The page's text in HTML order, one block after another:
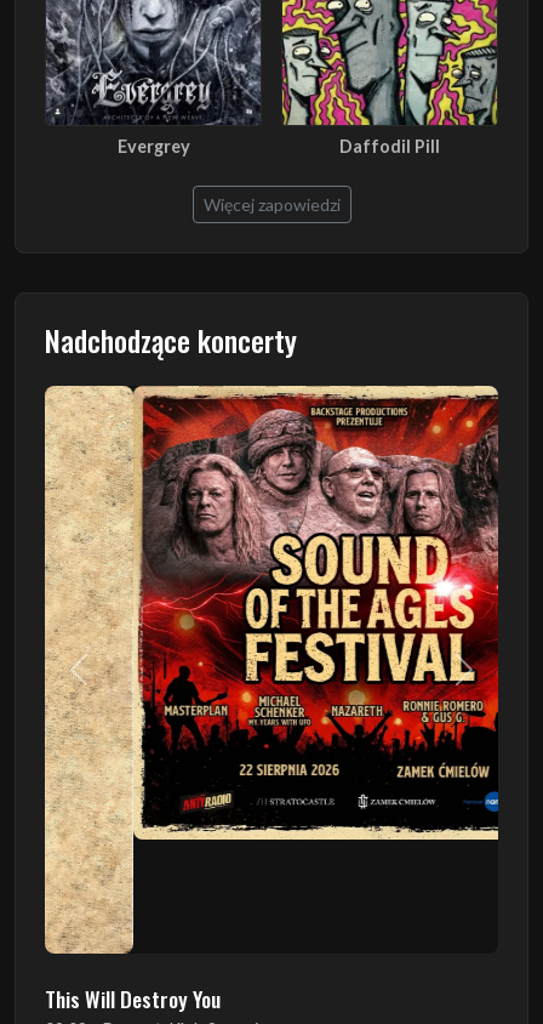
Evergrey Daffodil Pill
Więcej zapowiedzi
Nadchodzące koncerty
Poprzedni Następny
This Will Destroy You
09.08 - Poznań, Klub 2progi
Sound Of The Ages Festival
22.08 - Ćmielów, Zamek Ćmielów